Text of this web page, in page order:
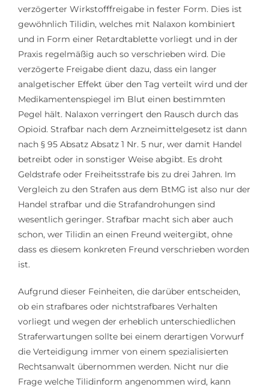
verzögerter Wirkstofffreigabe in fester Form. Dies ist
gewöhnlich Tilidin, welches mit Nalaxon kombiniert
und in Form einer Retardtablette vorliegt und in der
Praxis regelmäßig auch so verschrieben wird. Die
verzögerte Freigabe dient dazu, dass ein langer
analgetischer Effekt über den Tag verteilt wird und der
Medikamentenspiegel im Blut einen bestimmten
Pegel hält. Nalaxon verringert den Rausch durch das
Opioid. Strafbar nach dem Arzneimittelgesetz ist dann
nach § 95 Absatz Absatz 1 Nr. 5 nur, wer damit Handel
betreibt oder in sonstiger Weise abgibt. Es droht
Geldstrafe oder Freiheitsstrafe bis zu drei Jahren. Im
Vergleich zu den Strafen aus dem BtMG ist also nur der
Handel strafbar und die Strafandrohungen sind
wesentlich geringer. Strafbar macht sich aber auch
schon, wer Tilidin an einen Freund weitergibt, ohne
dass es diesem konkreten Freund verschrieben worden
ist.
Aufgrund dieser Feinheiten, die darüber entscheiden,
ob ein strafbares oder nichtstrafbares Verhalten
vorliegt und wegen der erheblich unterschiedlichen
Straferwartungen sollte bei einem derartigen Vorwurf
die Verteidigung immer von einem spezialisierten
Rechtsanwalt übernommen werden. Nicht nur die
Frage welche Tilidinform angenommen wird, kann